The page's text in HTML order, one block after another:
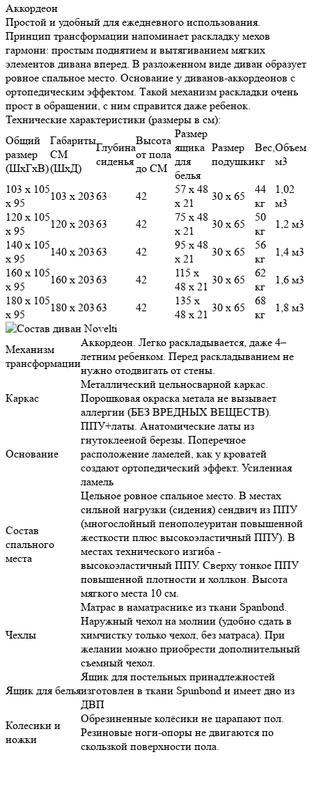
Аккордеон
Простой и удобный для ежедневного использования.
Принцип трансформации напоминает раскладку мехов
гармони: простым поднятием и вытягиванием мягких
элементов дивана вперед. В разложенном виде диван образует
ровное спальное место. Основание у диванов-аккордеонов с
ортопедическим эффектом. Такой механизм раскладки очень
прост в обращении, с ним справится даже ребенок.
Технические характеристики (размеры в см):
Общий
размер
(ШхГхВ)
Габариты
СМ
(ШхД)
Глубина
сиденья
Высота
от пола
до СМ
Размер
ящика
для
белья
Размер
подушки
Вес,
кг
Объем
м3
103 х 105
х 95
103 х 20363 42
57 х 48
х 21
30 х 65
44
кг
1,02
м3
120 х 105
х 95
120 х 20363 42
75 х 48
х 21
30 х 65
50
кг
1,2 м3
140 х 105
х 95
140 х 20363 42
95 х 48
х 21
30 х 65
56
кг
1,4 м3
160 х 105
х 95
160 х 20363 42
115 х
48 х 21
30 х 65
62
кг
1,6 м3
180 х 105
х 95
180 х 20363 42
135 х
48 х 21
30 х 65
68
кг
1,8 м3
Механизм
трансформации
Аккордеон. Легко раскладывается, даже 4–
летним ребенком. Перед раскладыванием не
нужно отодвигать от стены.
Каркас
Металлический цельносварной каркас.
Порошковая окраска метала не вызывает
аллергии (БЕЗ ВРЕДНЫХ ВЕЩЕСТВ).
Основание
ППУ+латы. Анатомические латы из
гнутоклееной березы. Поперечное
расположение ламелей, как у кроватей
создают ортопедический эффект. Усиленная
ламель
Состав
спального
места
Цельное ровное спальное место. В местах
сильной нагрузки (сидения) сендвич из ППУ
(многослойный пенополеуритан повышенной
жесткости плюс высокоэластичный ППУ). В
местах технического изгиба -
высокоэластичный ППУ. Сверху тонкое ППУ
повышенной плотности и холлкон. Высота
мягкого места 10 см.
Чехлы
Матрас в наматраснике из ткани Spanbond.
Наружный чехол на молнии (удобно сдать в
химчистку только чехол, без матраса). При
желании можно приобрести дополнительный
съемный чехол.
Ящик для белья
Ящик для постельных принадлежностей
изготовлен в ткани Spunbond и имеет дно из
ДВП
Колесики и
ножки
Обрезиненные колёсики не царапают пол.
Резиновые ноги-опоры не двигаются по
скользкой поверхности пола.